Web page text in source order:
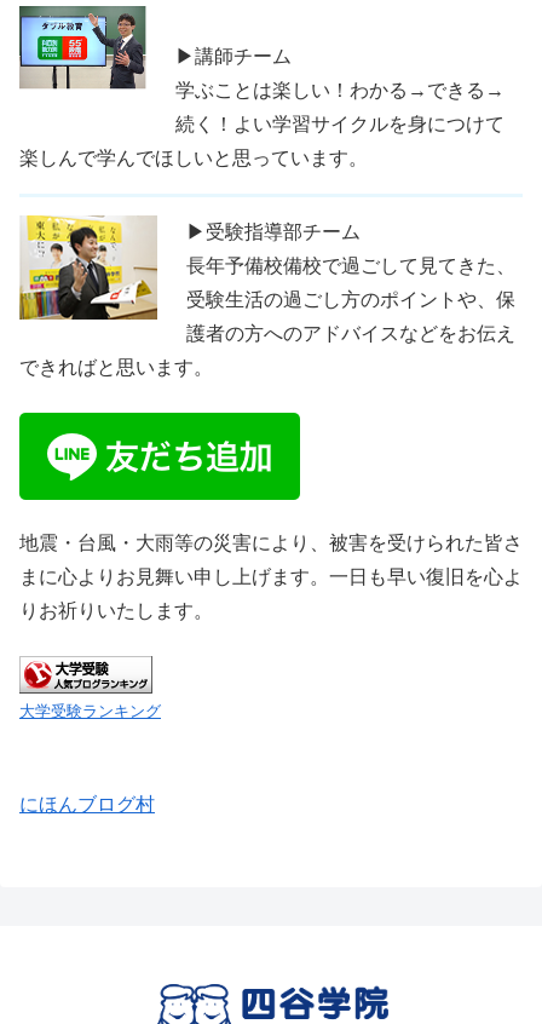
▶講師チーム
学ぶことは楽しい！わかる→できる→
続く！よい学習サイクルを身につけて
楽しんで学んでほしいと思っています。
▶受験指導部チーム
長年予備校備校で過ごして見てきた、
受験生活の過ごし方のポイントや、保
護者の方へのアドバイスなどをお伝え
できればと思います。
地震・台風・大雨等の災害により、被害を受けられた皆さ
まに心よりお見舞い申し上げます。一日も早い復旧を心よ
りお祈りいたします。
大学受験ランキング
にほんブログ村